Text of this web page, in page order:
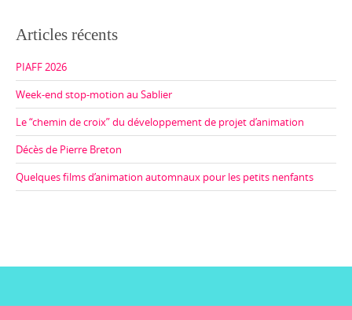
Articles récents
PIAFF 2026
Week-end stop-motion au Sablier
Le “chemin de croix” du développement de projet d’animation
Décès de Pierre Breton
Quelques films d’animation automnaux pour les petits nenfants